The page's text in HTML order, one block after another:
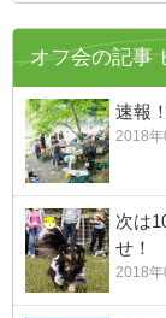
オフ会の記事
速報
2018年
次は
せ！
2018年